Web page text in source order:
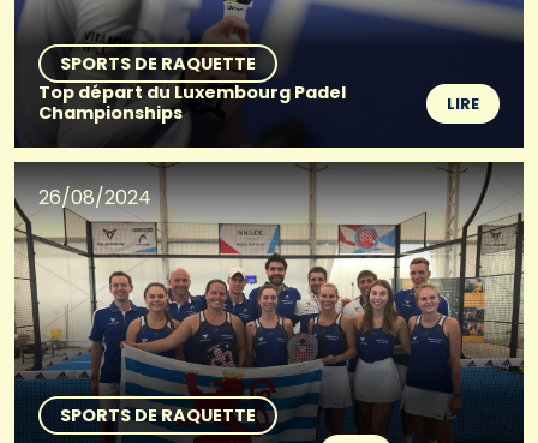
SPORTS DE RAQUETTE
Top départ du Luxembourg Padel
Championships
LIRE
26/08/2024
SPORTS DE RAQUETTE